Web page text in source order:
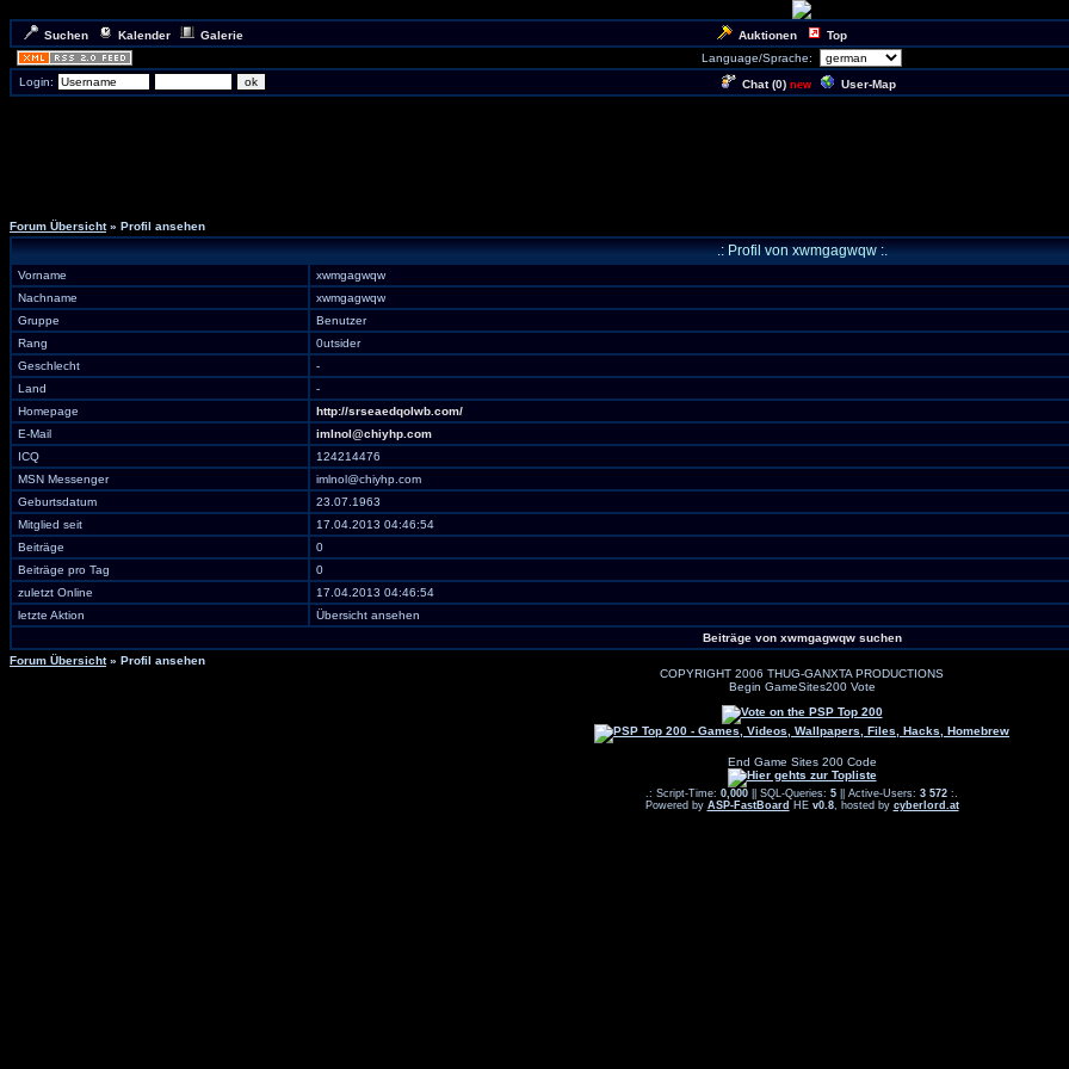
Suchen Kalender Galerie Auktionen Top
Language/Sprache:
Login:
Chat (0) new User-Map
Forum Übersicht» Profil ansehen
.: Profil von xwmgagwqw :.
Vorname
xwmgagwqw
Nachname
xwmgagwqw
Gruppe
Benutzer
Rang
0utsider
Geschlecht
-
Land
-
Homepage
http://srseaedqolwb.com/
E-Mail
imlnol@chiyhp.com
ICQ
124214476
MSN Messenger
imlnol@chiyhp.com
Geburtsdatum
23.07.1963
Mitglied seit
17.04.2013 04:46:54
Beiträge
0
Beiträge pro Tag
0
zuletzt Online
17.04.2013 04:46:54
letzte Aktion
Übersicht ansehen
Beiträge von xwmgagwqw suchen
Forum Übersicht» Profil ansehen
COPYRIGHT 2006 THUG-GANXTA PRODUCTIONS
Begin GameSites200 Vote
End Game Sites 200 Code
.: Script-Time: 0,000 || SQL-Queries: 5 || Active-Users: 3 572 :.
Powered by ASP-FastBoard HE v0.8, hosted by cyberlord.at